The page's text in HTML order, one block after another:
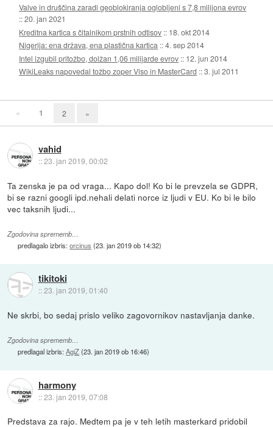
Valve in druščina zaradi geoblokiranja oglobljeni s 7,8 milijona evrov
::20. jan 2021
Kreditna kartica s čitalnikom prstnih odtisov :: 18. okt 2014
Nigerija: ena država, ena plastična kartica ::4. sep 2014
Intel izgubil pritožbo, dolžan 1,06 milijarde evrov :: 12. jun 2014
WikiLeaks napovedal tožbo zoper Viso in MasterCard ::3. jul 2011
« 1 2 »
vahid
::23. jan 2019, 00:02
Ta zenska je pa od vraga... Kapo dol! Ko bi le prevzela se GDPR,
bi se razni googli ipd.nehali delati norce iz ljudi v EU. Ko bi le bilo
vec taksnih ljudi...
Zgodovina sprememb…
predlagalo izbris:orcinus (23. jan 2019 ob 14:32)
tikitoki
::23. jan 2019, 01:40
Ne skrbi, bo sedaj prislo veliko zagovornikov nastavljanja danke.
Zgodovina sprememb…
predlagal izbris:AgiZ(23. jan 2019 ob 16:46)
harmony
::23. jan 2019, 07:08
Predstava za rajo. Medtem pa je v teh letih masterkard pridobil